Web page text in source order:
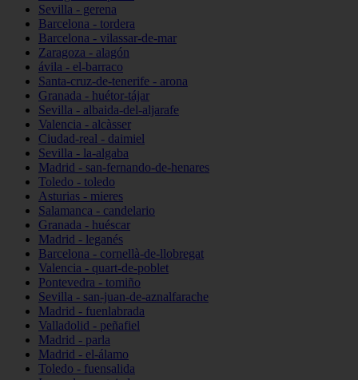
Sevilla - gerena
Barcelona - tordera
Barcelona - vilassar-de-mar
Zaragoza - alagón
ávila - el-barraco
Santa-cruz-de-tenerife - arona
Granada - huétor-tájar
Sevilla - albaida-del-aljarafe
Valencia - alcàsser
Ciudad-real - daimiel
Sevilla - la-algaba
Madrid - san-fernando-de-henares
Toledo - toledo
Asturias - mieres
Salamanca - candelario
Granada - huéscar
Madrid - leganés
Barcelona - cornellà-de-llobregat
Valencia - quart-de-poblet
Pontevedra - tomiño
Sevilla - san-juan-de-aznalfarache
Madrid - fuenlabrada
Valladolid - peñafiel
Madrid - parla
Madrid - el-álamo
Toledo - fuensalida